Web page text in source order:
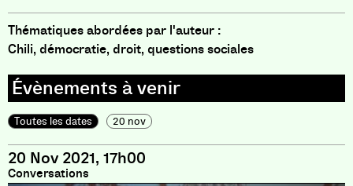
Thématiques abordées par l'auteur :
Chili, démocratie, droit, questions sociales
Toutes les dates 20 nov
20 Nov 2021, 17h00
Conversations